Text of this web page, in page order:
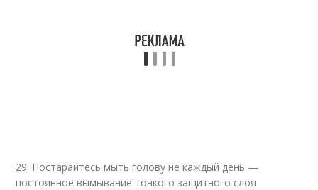
29. Постарайтесь мыть голову не каждый день —
постоянное вымывание тонкого защитного слоя